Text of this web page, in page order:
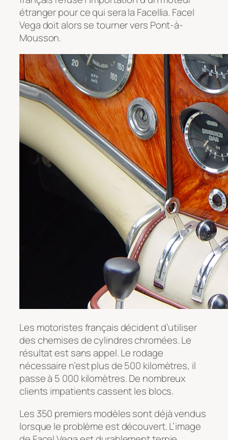
étranger pour ce qui sera la Facellia. Facel
Vega doit alors se tourner vers Pont-à-
Mousson.
Les motoristes français décident d’utiliser
des chemises de cylindres chromées. Le
résultat est sans appel. Le rodage
nécessaire n’est plus de 500 kilomètres, il
passe à 5 000 kilomètres. De nombreux
clients impatients cassent les blocs.
Les 350 premiers modèles sont déjà vendus
lorsque le problème est découvert. L’image